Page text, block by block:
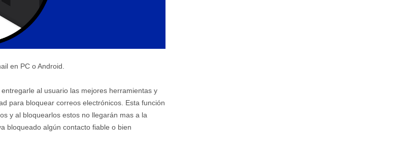
en PC o Android.
al usuario las mejores herramientas y
para bloquear correos electrónicos. Esta función
y al bloquearlos estos no llegarán mas a la
bloqueado algún contacto fiable o bien